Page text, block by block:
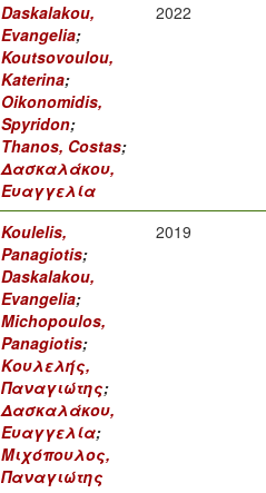
Daskalakou,
Evangelia;
Koutsovoulou,
Katerina;
Oikonomidis,
Spyridon;
Thanos, Costas;
Δασκαλάκου,
Ευαγγελία
2022
Koulelis,
Panagiotis;
Daskalakou,
Evangelia;
Michopoulos,
Panagiotis;
Κουλελής,
Παναγιώτης;
Δασκαλάκου,
Ευαγγελία;
Μιχόπουλος,
Παναγιώτης
2019